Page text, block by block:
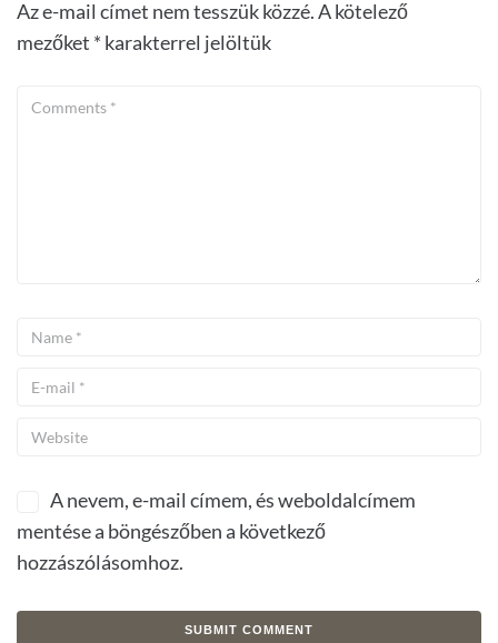
Az e-mail címet nem tesszük közzé.A kötelező
mezőket * karakterrel jelöltük
A nevem, e-mail címem, és weboldalcímem
mentése a böngészőben a következő
hozzászólásomhoz.